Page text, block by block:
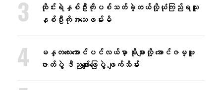
ထိုင်းရဲနှစ်ဦးကိုပစ်သတ်ခဲ့တယ်လို့ယုံကြည်ရသူ
နှစ်ဦးကိုအသေဖမ်းမိ
မန္တလေးအောင်ပင်လယ်မှာ မိုးများလို့ အောင်ဇမ္ဗူ
ဇာတ်ပွဲ ဒီညဖျော်ဖြေပွဲ ဖျက်သိမ်း